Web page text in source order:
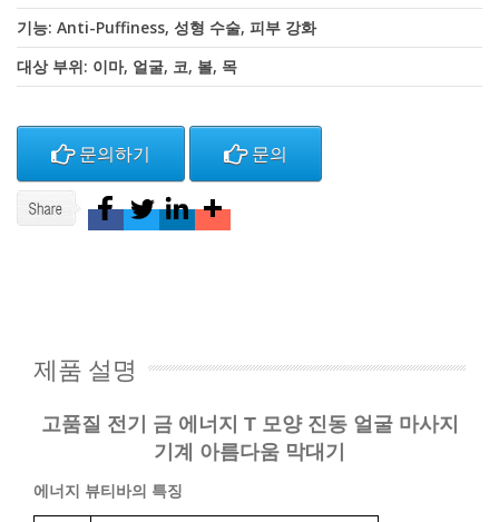
기능: Anti-Puffiness, 성형 수술, 피부 강화
대상 부위: 이마, 얼굴, 코, 볼, 목
문의하기 문의
제품 설명
고품질 전기 금 에너지 T 모양 진동 얼굴 마사지
기계 아름다움 막대기
에너지 뷰티바의 특징